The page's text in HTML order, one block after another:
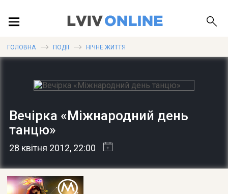
ПУБЛІКАЦІЇ
ДОВІДКА
ГОЛОВНА ПОДІЇ НІЧНЕ ЖИТТЯ
Вечірка «Міжнародний день
танцю»
28 квітня 2012, 22:00